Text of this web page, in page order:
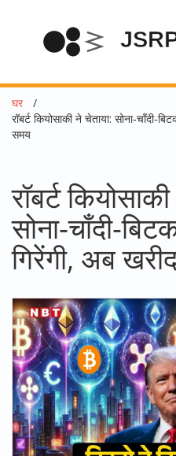
घर
रॉबर्ट कियोसाकी ने चेताया:
समय
रॉबर्ट
गिरेंगी, अब